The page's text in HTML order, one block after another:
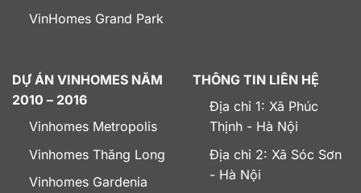
VinHomes Grand Park
DỰ ÁN VINHOMES NĂM
2010 – 2016
Vinhomes Metropolis
Vinhomes Thăng Long
Vinhomes Gardenia
THÔNG TIN LIÊN HỆ
Địa chỉ 1: Xã Phúc
Thịnh - Hà Nội
Địa chỉ 2: Xã Sóc Sơn
- Hà Nội